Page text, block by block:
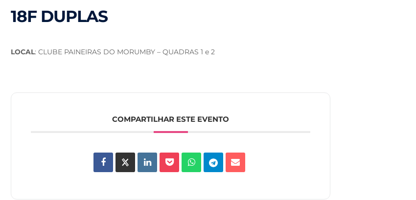
18F DUPLAS
LOCAL: CLUBE PAINEIRAS DO MORUMBY – QUADRAS 1 e 2
COMPARTILHAR ESTE EVENTO